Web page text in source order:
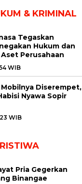
& KRIMINAL
Tegaskan
Hukum dan
Perusahaan
WIB
Mobilnya Diserempet,
Nyawa Sopir
WIB
Pria Gegerkan
Binangae